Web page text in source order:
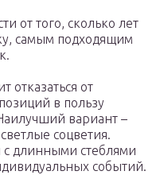
от того, сколько лет
самым подходящим
отказаться от
в пользу
вариант –
соцветия.
длинными стеблями
событий.